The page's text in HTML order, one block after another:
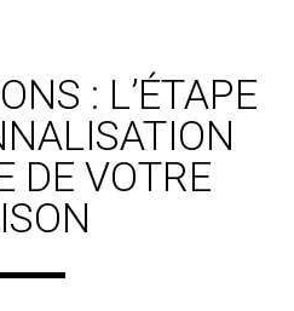
: L’ÉTAPE
DE VOTRE